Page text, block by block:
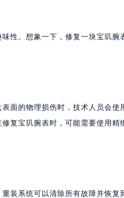
性。想象一下，修复一块宝玑腕
面的物理损伤时，技术人员会使
复宝玑腕表时，可能需要使用精
装系统可以清除所有故障并恢复